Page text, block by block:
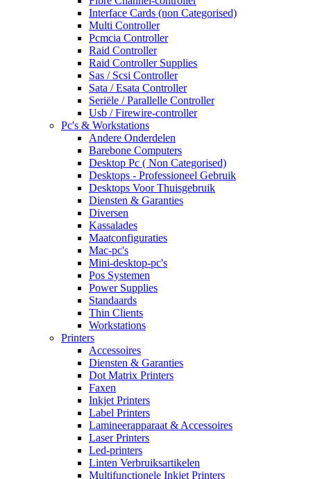
Interface Cards (non Categorised)
Multi Controller
Pcmcia Controller
Raid Controller
Raid Controller Supplies
Sas / Scsi Controller
Sata / Esata Controller
Seriële / Parallelle Controller
Usb / Firewire-controller
Pc's & Workstations
Andere Onderdelen
Barebone Computers
Desktop Pc ( Non Categorised)
Desktops - Professioneel Gebruik
Desktops Voor Thuisgebruik
Diensten & Garanties
Diversen
Kassalades
Maatconfiguraties
Mac-pc's
Mini-desktop-pc's
Pos Systemen
Power Supplies
Standaards
Thin Clients
Workstations
Printers
Accessoires
Diensten & Garanties
Dot Matrix Printers
Faxen
Inkjet Printers
Label Printers
Lamineerapparaat & Accessoires
Laser Printers
Led-printers
Linten Verbruiksartikelen
Multifunctionele Inkjet Printers